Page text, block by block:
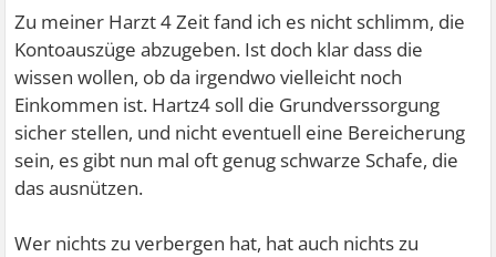
Zu meiner Harzt 4 Zeit fand ich es nicht schlimm, die
Kontoauszüge abzugeben. Ist doch klar dass die
wissen wollen, ob da irgendwo vielleicht noch
Einkommen ist. Hartz4 soll die Grundverssorgung
sicher stellen, und nicht eventuell eine Bereicherung
sein, es gibt nun mal oft genug schwarze Schafe, die
das ausnützen.
Wer nichts zu verbergen hat, hat auch nichts zu